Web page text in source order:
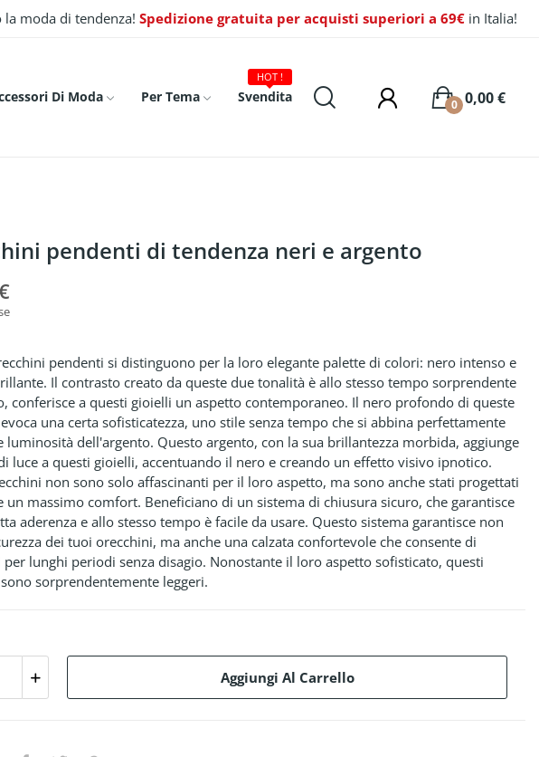
la moda di tendenza!Spedizione gratuita per acquisti superiori a 69€ in Italia!
Di Moda Per Tema Svendita
HOT !
0,00 €
0
pendenti di tendenza neri e argento
pendenti si distinguono per la loro elegante palette di colori: nero intenso e
Il contrasto creato da queste due tonalità è allo stesso tempo sorprendente
conferisce a questi gioielli un aspetto contemporaneo. Il nero profondo di queste
una certa sofisticatezza, uno stile senza tempo che si abbina perfettamente
luminosità dell'argento. Questo argento, con la sua brillantezza morbida, aggiunge
luce a questi gioielli, accentuando il nero e creando un effetto visivo ipnotico.
non sono solo affascinanti per il loro aspetto, ma sono anche stati progettati
un massimo comfort. Beneficiano di un sistema di chiusura sicuro, che garantisce
aderenza e allo stesso tempo è facile da usare. Questo sistema garantisce non
dei tuoi orecchini, ma anche una calzata confortevole che consente di
per lunghi periodi senza disagio. Nonostante il loro aspetto sofisticato, questi
sorprendentemente leggeri.
Aggiungi Al Carrello